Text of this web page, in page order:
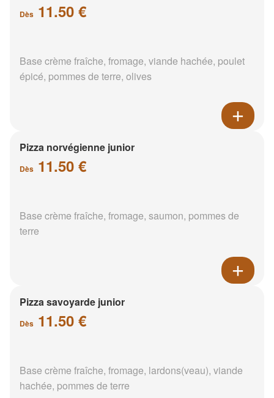
Dès 11.50 €
Base crème fraîche, fromage, viande hachée, poulet
épicé, pommes de terre, olives
Pizza norvégienne junior
Dès 11.50 €
Base crème fraîche, fromage, saumon, pommes de
terre
Pizza savoyarde junior
Dès 11.50 €
Base crème fraîche, fromage, lardons(veau), viande
hachée, pommes de terre